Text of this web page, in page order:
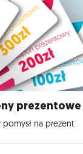
prezentowe
na prezent